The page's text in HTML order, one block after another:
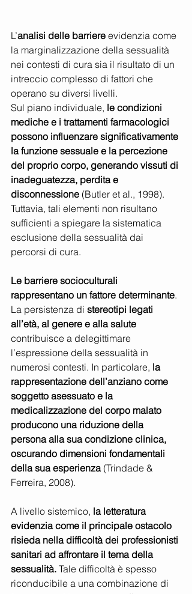
L’analisi delle barriere evidenzia come
la marginalizzazione della sessualità
nei contesti di cura sia il risultato di un
intreccio complesso di fattori che
operano su diversi livelli.
Sul piano individuale, le condizioni
mediche e i trattamenti farmacologici
possono influenzare significativamente
la funzione sessuale e la percezione
del proprio corpo, generando vissuti di
inadeguatezza, perdita e
disconnessione (Butler et al., 1998).
Tuttavia, tali elementi non risultano
sufficienti a spiegare la sistematica
esclusione della sessualità dai
percorsi di cura.
Le barriere socioculturali
rappresentano un fattore determinante.
La persistenza di stereotipi legati
all’età, al genere e alla salute
contribuisce a delegittimare
l’espressione della sessualità in
numerosi contesti. In particolare, la
rappresentazione dell’anziano come
soggetto asessuato e la
medicalizzazione del corpo malato
producono una riduzione della
persona alla sua condizione clinica,
oscurando dimensioni fondamentali
della sua esperienza (Trindade &
Ferreira, 2008).
A livello sistemico, la letteratura
evidenzia come il principale ostacolo
risieda nella difficoltà dei professionisti
sanitari ad affrontare il tema della
sessualità. Tale difficoltà è spesso
riconducibile a una combinazione di